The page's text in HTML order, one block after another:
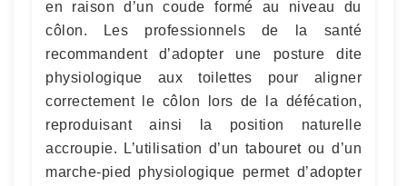
en raison d’un coude formé au niveau du
côlon. Les professionnels de la santé
recommandent d’adopter une posture dite
physiologique aux toilettes pour aligner
correctement le côlon lors de la défécation,
reproduisant ainsi la position naturelle
accroupie. L’utilisation d’un tabouret ou d’un
marche-pied physiologique permet d’adopter